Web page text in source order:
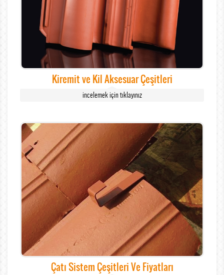
Kiremit ve Kil Aksesuar Çeşitleri
incelemek için tıklayınız
Çatı Sistem Çeşitleri Ve Fiyatları